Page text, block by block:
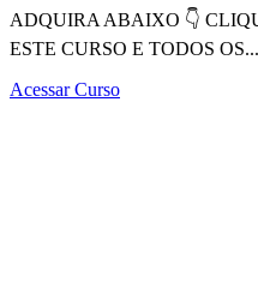
ADQUIRA ABAIXO 👇
ESTE CURSO E TODOS OS...
Acessar Curso